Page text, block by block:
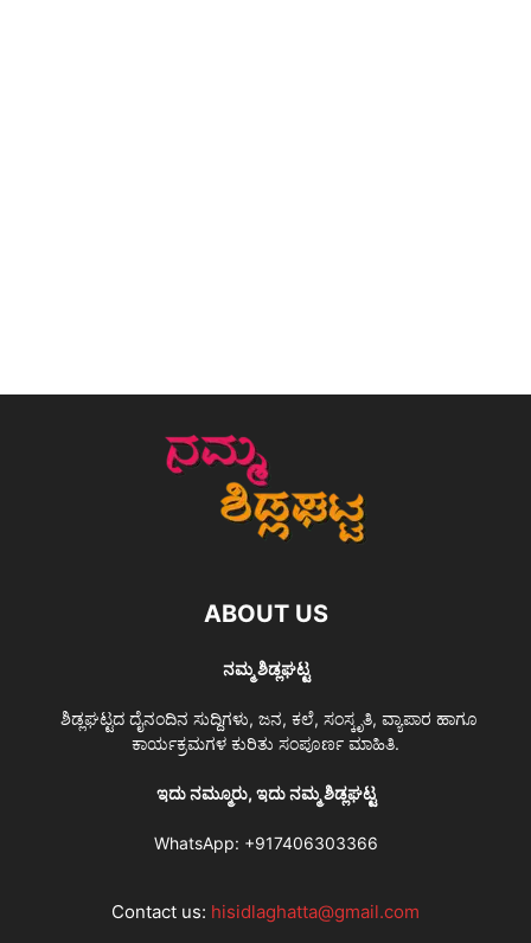
ABOUT US
ನಮ್ಮ ಶಿಡ್ಲಘಟ್ಟ
ಶಿಡ್ಲಘಟ್ಟದ ದೈನಂದಿನ ಸುದ್ದಿಗಳು, ಜನ, ಕಲೆ, ಸಂಸ್ಕೃತಿ, ವ್ಯಾಪಾರ ಹಾಗೂ
ಕಾರ್ಯಕ್ರಮಗಳ ಕುರಿತು ಸಂಪೂರ್ಣ ಮಾಹಿತಿ.
ಇದು ನಮ್ಮೂರು, ಇದು ನಮ್ಮ ಶಿಡ್ಲಘಟ್ಟ
WhatsApp: +917406303366
Contact us: hisidlaghatta@gmail.com